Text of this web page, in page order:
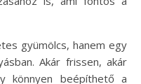
gyümölcs, hanem egy
Akár frissen, akár
könnyen beépíthető a